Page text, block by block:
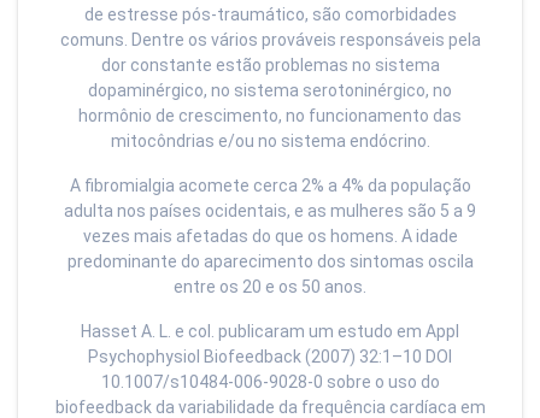
de estresse pós-traumático, são comorbidades
comuns. Dentre os vários prováveis responsáveis pela
dor constante estão problemas no sistema
dopaminérgico, no sistema serotoninérgico, no
hormônio de crescimento, no funcionamento das
mitocôndrias e/ou no sistema endócrino.
A fibromialgia acomete cerca 2% a 4% da população
adulta nos países ocidentais, e as mulheres são 5 a 9
vezes mais afetadas do que os homens. A idade
predominante do aparecimento dos sintomas oscila
entre os 20 e os 50 anos.
Hasset A. L. e col. publicaram um estudo em Appl
Psychophysiol Biofeedback (2007) 32:1–10 DOI
10.1007/s10484-006-9028-0 sobre o uso do
biofeedback da variabilidade da frequência cardíaca em